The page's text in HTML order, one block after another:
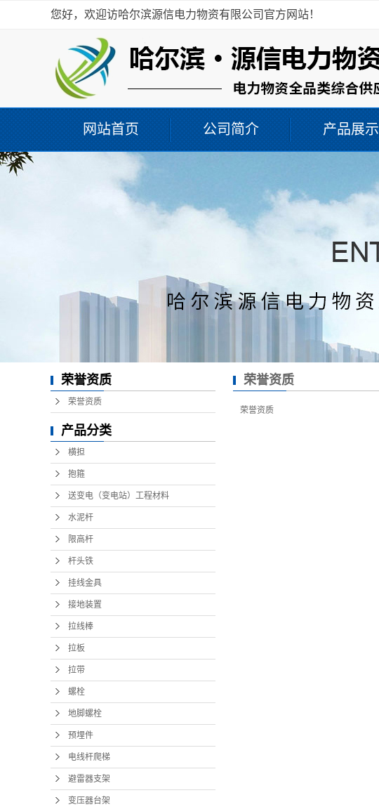
您好，欢迎访哈尔滨源信电力物资有限公司官方网站！
网站首页 公司简介 产品展示
荣誉资质
荣誉资质
产品分类
横担
抱箍
送变电（变电站）工程材料
水泥杆
限高杆
杆头铁
挂线金具
接地装置
拉线棒
拉板
拉带
螺栓
地脚螺栓
预埋件
电线杆爬梯
避雷器支架
变压器台架
荣誉资质
荣誉资质